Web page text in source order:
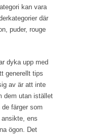
kan vara
där
puder, rouge
dyka upp med
generellt tips
av är att inte
dem utan istället
färger som
ens
ögon. Det